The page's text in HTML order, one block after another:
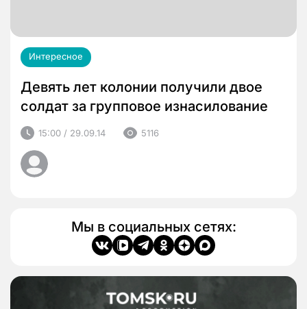
Интересное
Девять лет колонии получили двое
солдат за групповое изнасилование
15:00 / 29.09.14 5116
Мы в социальных сетях: